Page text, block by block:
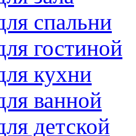
спальни
гостиной
кухни
ванной
детской